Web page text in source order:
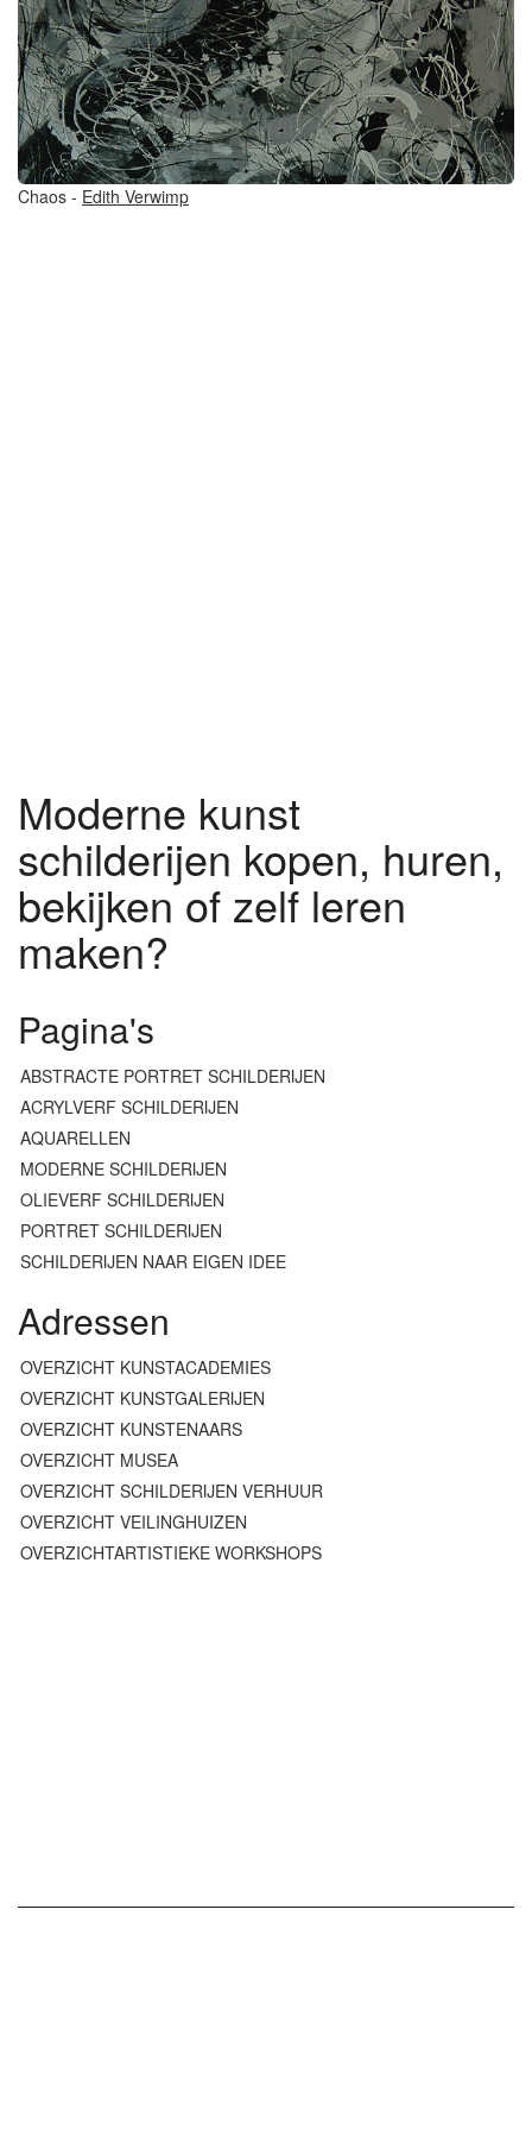
Chaos - Edith Verwimp
Moderne kunst
schilderijen kopen, huren,
bekijken of zelf leren
maken?
Pagina's
ABSTRACTE PORTRET SCHILDERIJEN
ACRYLVERF SCHILDERIJEN
AQUARELLEN
MODERNE SCHILDERIJEN
OLIEVERF SCHILDERIJEN
PORTRET SCHILDERIJEN
SCHILDERIJEN NAAR EIGEN IDEE
Adressen
OVERZICHT KUNSTACADEMIES
OVERZICHT KUNSTGALERIJEN
OVERZICHT KUNSTENAARS
OVERZICHT MUSEA
OVERZICHT SCHILDERIJEN VERHUUR
OVERZICHT VEILINGHUIZEN
OVERZICHTARTISTIEKE WORKSHOPS